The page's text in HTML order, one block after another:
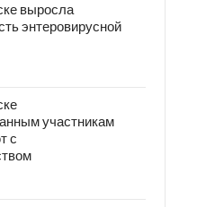
выросла
энтеровирусной
участникам
с